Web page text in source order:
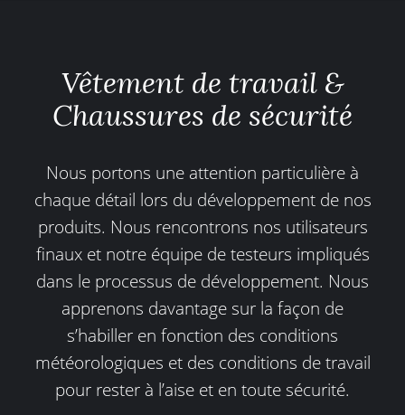
Vêtement de travail &
Chaussures de sécurité
Nous portons une attention particulière à
chaque détail lors du développement de nos
produits. Nous rencontrons nos utilisateurs
finaux et notre équipe de testeurs impliqués
dans le processus de développement. Nous
apprenons davantage sur la façon de
s’habiller en fonction des conditions
météorologiques et des conditions de travail
pour rester à l’aise et en toute sécurité.